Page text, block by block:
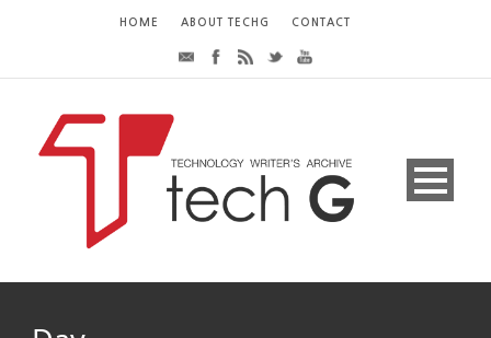
HOME ABOUT TECHG CONTACT